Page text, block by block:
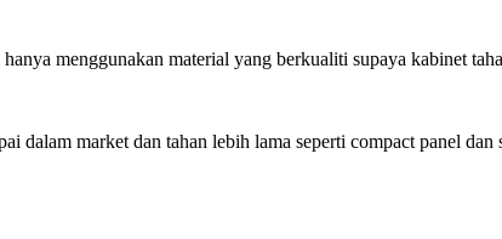
menggunakan material yang berkualiti supaya kabinet
market dan tahan lebih lama seperti compact panel dan